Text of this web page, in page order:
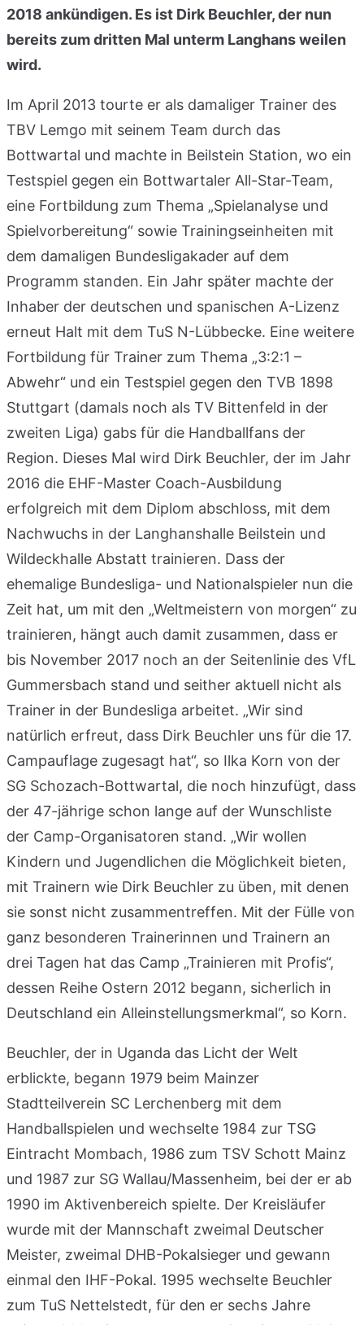
2018 ankündigen. Es ist Dirk Beuchler, der nun
bereits zum dritten Mal unterm Langhans weilen
wird.
Im April 2013 tourte er als damaliger Trainer des
TBV Lemgo mit seinem Team durch das
Bottwartal und machte in Beilstein Station, wo ein
Testspiel gegen ein Bottwartaler All-Star-Team,
eine Fortbildung zum Thema „Spielanalyse und
Spielvorbereitung“ sowie Trainingseinheiten mit
dem damaligen Bundesligakader auf dem
Programm standen. Ein Jahr später machte der
Inhaber der deutschen und spanischen A-Lizenz
erneut Halt mit dem TuS N-Lübbecke. Eine weitere
Fortbildung für Trainer zum Thema „3:2:1 –
Abwehr“ und ein Testspiel gegen den TVB 1898
Stuttgart (damals noch als TV Bittenfeld in der
zweiten Liga) gabs für die Handballfans der
Region. Dieses Mal wird Dirk Beuchler, der im Jahr
2016 die EHF-Master Coach-Ausbildung
erfolgreich mit dem Diplom abschloss, mit dem
Nachwuchs in der Langhanshalle Beilstein und
Wildeckhalle Abstatt trainieren. Dass der
ehemalige Bundesliga- und Nationalspieler nun die
Zeit hat, um mit den „Weltmeistern von morgen“ zu
trainieren, hängt auch damit zusammen, dass er
bis November 2017 noch an der Seitenlinie des VfL
Gummersbach stand und seither aktuell nicht als
Trainer in der Bundesliga arbeitet. „Wir sind
natürlich erfreut, dass Dirk Beuchler uns für die 17.
Campauflage zugesagt hat“, so Ilka Korn von der
SG Schozach-Bottwartal, die noch hinzufügt, dass
der 47-jährige schon lange auf der Wunschliste
der Camp-Organisatoren stand. „Wir wollen
Kindern und Jugendlichen die Möglichkeit bieten,
mit Trainern wie Dirk Beuchler zu üben, mit denen
sie sonst nicht zusammentreffen. Mit der Fülle von
ganz besonderen Trainerinnen und Trainern an
drei Tagen hat das Camp „Trainieren mit Profis“,
dessen Reihe Ostern 2012 begann, sicherlich in
Deutschland ein Alleinstellungsmerkmal“, so Korn.
Beuchler, der in Uganda das Licht der Welt
erblickte, begann 1979 beim Mainzer
Stadtteilverein SC Lerchenberg mit dem
Handballspielen und wechselte 1984 zur TSG
Eintracht Mombach, 1986 zum TSV Schott Mainz
und 1987 zur SG Wallau/Massenheim, bei der er ab
1990 im Aktivenbereich spielte. Der Kreisläufer
wurde mit der Mannschaft zweimal Deutscher
Meister, zweimal DHB-Pokalsieger und gewann
einmal den IHF-Pokal. 1995 wechselte Beuchler
zum TuS Nettelstedt, für den er sechs Jahre